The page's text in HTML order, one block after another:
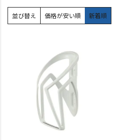
並び替え 価格が安い順 新着順